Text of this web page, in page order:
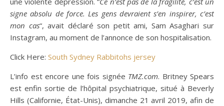
signe absolu de force. Les gens devraient s’en inspirer, c’est
mon cas“, avait déclaré son petit ami, Sam Asaghari sur
Instagram, au moment de l’annonce de son hospitalisation.
Click Here: South Sydney Rabbitohs jersey
L’info est encore une fois signée TMZ.com. Britney Spears
est enfin sortie de l’hôpital psychiatrique, situé à Beverly
Hills (Californie, État-Unis), dimanche 21 avril 2019, afin de